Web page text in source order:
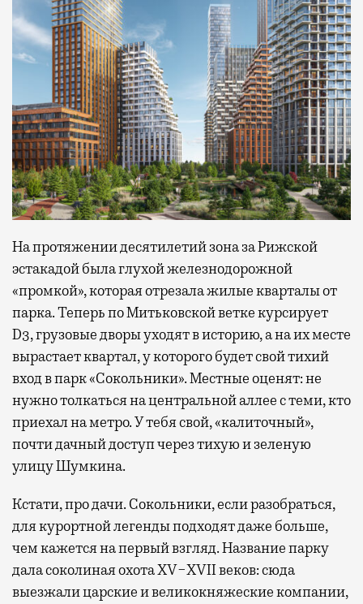
На протяжении десятилетий зона за Рижской
эстакадой была глухой железнодорожной
«промкой», которая отрезала жилые кварталы от
парка. Теперь по Митьковской ветке курсирует
D3, грузовые дворы уходят в историю, а на их месте
вырастает квартал, у которого будет свой тихий
вход в парк «Сокольники». Местные оценят: не
нужно толкаться на центральной аллее с теми, кто
приехал на метро. У тебя свой, «калиточный»,
почти дачный доступ через тихую и зеленую
улицу Шумкина.
Кстати, про дачи. Сокольники, если разобраться,
для курортной легенды подходят даже больше,
чем кажется на первый взгляд. Название парку
дала соколиная охота XV−XVII веков: сюда
выезжали царские и великокняжеские компании,